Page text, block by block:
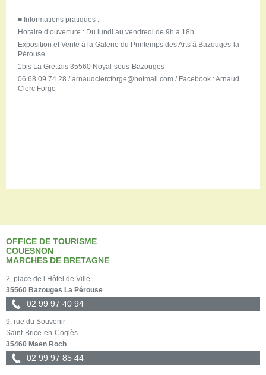
■ Informations pratiques :
Horaire d’ouverture : Du lundi au vendredi de 9h à 18h
Exposition et Vente à la Galerie du Printemps des Arts à Bazouges-la-
Pérouse
1bis La Grettais 35560 Noyal-sous-Bazouges
06 68 09 74 28 / arnaudclercforge@hotmail.com / Facebook : Arnaud
Clerc Forge
OFFICE DE TOURISME
COUESNON
MARCHES DE BRETAGNE
2, place de l’Hôtel de Ville
35560 Bazouges La Pérouse
02 99 97 40 94
9, rue du Souvenir
Saint-Brice-en-Coglès
35460 Maen Roch
02 99 97 85 44